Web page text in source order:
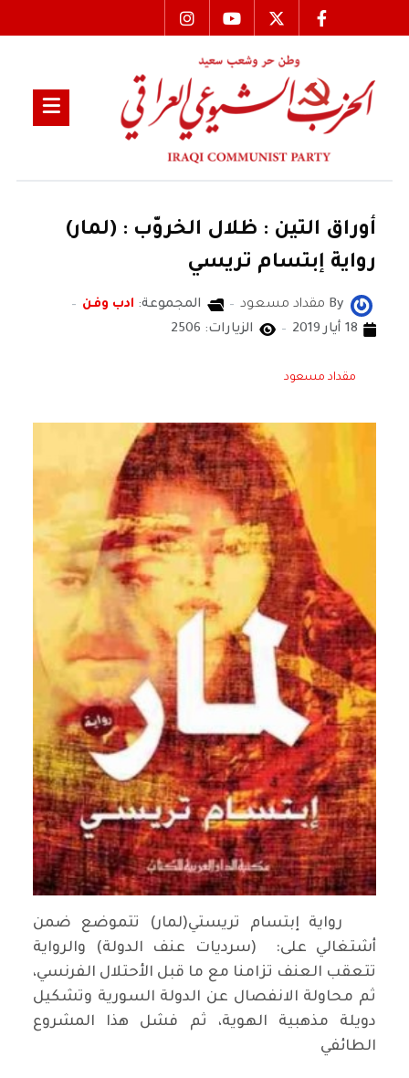
أوراق التين : ظلال الخروّب : (لمار)
رواية إبتسام تريسي
By مقداد مسعود المجموعة: ادب وفن
18 أيار 2019
الزيارات: 2506
مقداد مسعود
رواية إبتسام تريستي(لمار) تتموضع ضمن
أشتغالي على: (سرديات عنف الدولة) والرواية
تتعقب العنف تزامنا مع ما قبل الأحتلال الفرنسي،
ثم محاولة الانفصال عن الدولة السورية وتشكيل
دويلة مذهبية الهوية، ثم فشل هذا المشروع
الطائفي